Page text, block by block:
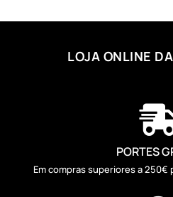
LOJA ONLINE
PORTES
Em compras superiores a 250€